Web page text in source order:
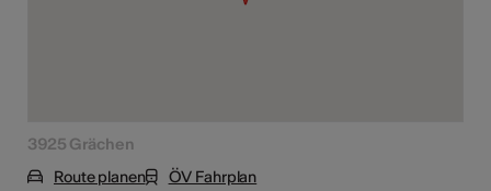
3925 Grächen
Route planen
ÖV Fahrplan